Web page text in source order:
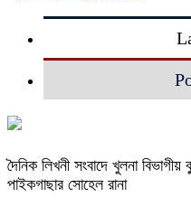
দৈনিক লিখনী সংবাদে খুলনা
পাইকগাছার সোহেল রানা